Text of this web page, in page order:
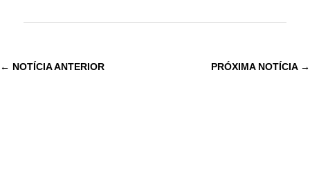
← NOTÍCIA ANTERIOR PRÓXIMA NOTÍCIA→